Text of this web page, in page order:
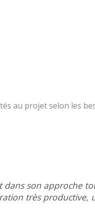
au projet selon les
dans son approche
très productive,